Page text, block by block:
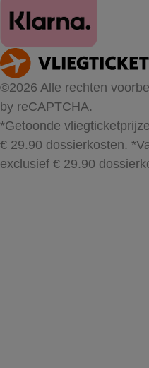
©2026 Alle rechten
by reCAPTCHA.
*Getoonde
€ 29.90 dossierkosten.
exclusief € 29.90